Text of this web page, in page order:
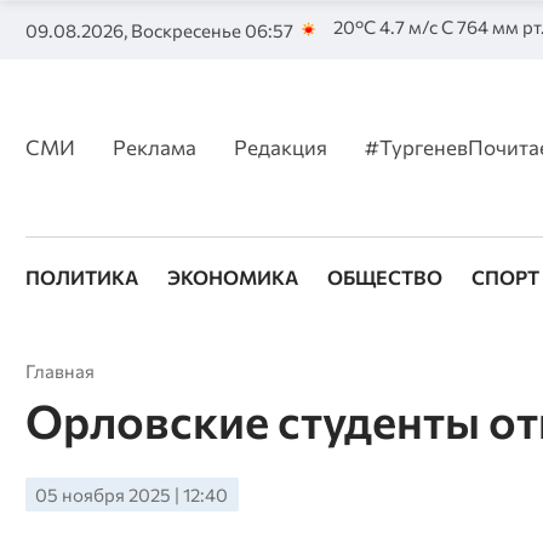
09.08.2026, Воскресенье 06:57 20°C 4.7 м/с С 764 мм
СМИ Реклама Редакция
ПОЛИТИКА ЭКОНОМИКА ОБЩЕСТВО СПОРТ
Главная
Орловские студенты
05 ноября 2025 | 12:40